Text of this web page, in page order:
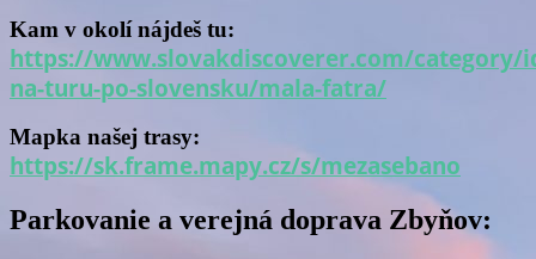
Kam v okolí nájdeš tu:
https://www.slovakdiscoverer.com/category/
na-turu-po-slovensku/mala-fatra/
Mapka našej trasy:
https://sk.frame.mapy.cz/s/mezasebano
Parkovanie a verejná doprava Zbyňov: